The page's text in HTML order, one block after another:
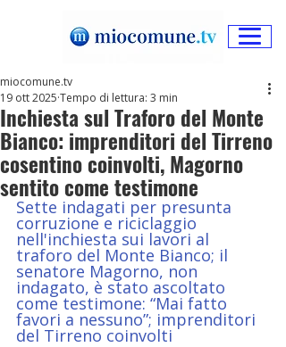
Inchiesta sul Traforo del Monte
Bianco: imprenditori del Tirreno
cosentino coinvolti, Magorno
sentito come testimone
miocomune.tv
19 ott 2025 Tempo di lettura: 3 min
Sette indagati per presunta
corruzione e riciclaggio
nell'inchiesta sui lavori al
traforo del Monte Bianco; il
senatore Magorno, non
indagato, è stato ascoltato
come testimone: “Mai fatto
favori a nessuno”; imprenditori
del Tirreno coinvolti